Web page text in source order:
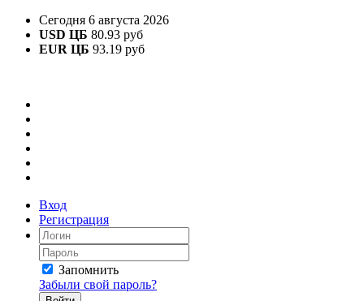
Сегодня 6 августа 2026
USD ЦБ 80.93 руб
EUR ЦБ 93.19 руб
Вход
Регистрация
Запомнить
Забыли свой пароль?